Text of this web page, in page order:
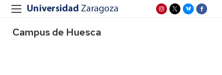
Campus de Huesca